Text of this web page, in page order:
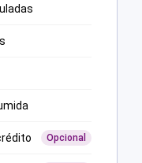
Opcional